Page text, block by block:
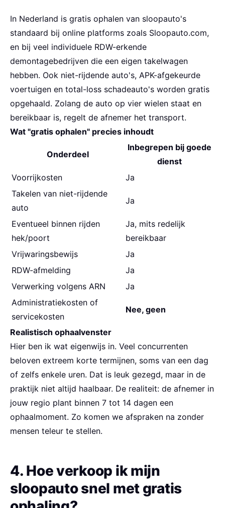
In Nederland is gratis ophalen van sloopauto's
standaard bij online platforms zoals Sloopauto.com,
en bij veel individuele RDW-erkende
demontagebedrijven die een eigen takelwagen
hebben. Ook niet-rijdende auto's, APK-afgekeurde
voertuigen en total-loss schadeauto's worden gratis
opgehaald. Zolang de auto op vier wielen staat en
bereikbaar is, regelt de afnemer het transport.
Wat "gratis ophalen" precies inhoudt
Onderdeel
Inbegrepen bij goede
dienst
Voorrijkosten
Ja
Takelen van niet-rijdende
auto
Ja
Eventueel binnen rijden
hek/poort
Ja, mits redelijk
bereikbaar
Vrijwaringsbewijs
Ja
RDW-afmelding
Ja
Verwerking volgens ARN
Ja
Administratiekosten of
servicekosten
Nee, geen
Realistisch ophaalvenster
Hier ben ik wat eigenwijs in. Veel concurrenten
beloven extreem korte termijnen, soms van een dag
of zelfs enkele uren. Dat is leuk gezegd, maar in de
praktijk niet altijd haalbaar. De realiteit: de afnemer in
jouw regio plant binnen 7 tot 14 dagen een
ophaalmoment. Zo komen we afspraken na zonder
mensen teleur te stellen.
4. Hoe verkoop ik mijn
sloopauto snel met gratis